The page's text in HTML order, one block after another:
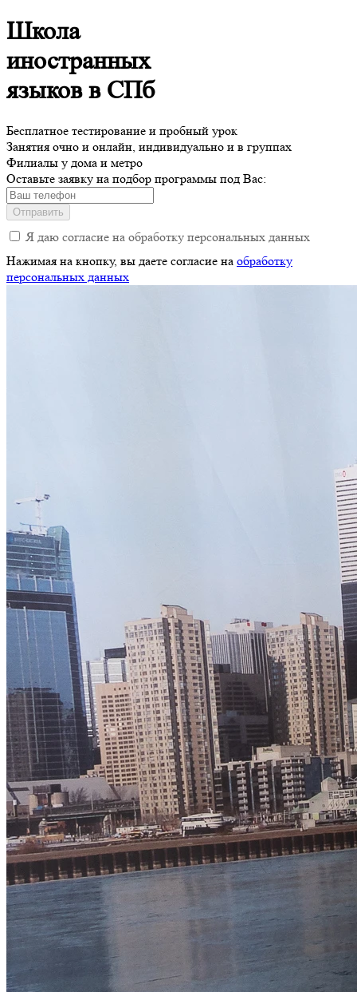
Школа
иностранных
языковв СПб
Бесплатное тестирование и пробный урок
Занятия очно и онлайн, индивидуально и в группах
Филиалы у дома и метро
Оставьте заявку на подбор программы под Вас:
Отправить
Я даю согласие на обработку персональных данных
Нажимая на кнопку, вы даете согласие на обработку
персональных данных